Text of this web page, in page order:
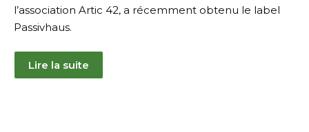
l’association Artic 42, a récemment obtenu le label
Passivhaus.
Lire la suite